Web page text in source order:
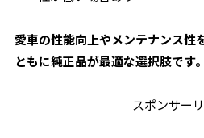
愛車の性能向上やメンテナンス性
ともに純正品が最適な選択肢です。
スポンサー